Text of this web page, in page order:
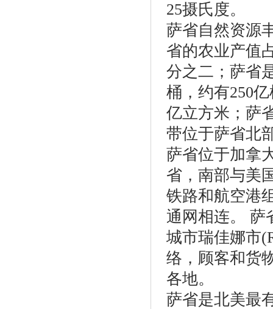
25摄氏度。
萨省自然资源
省的农业产值
分之二；萨省
桶，约有250
亿立方米；萨
带位于萨省北
萨省位于加拿
省，南部与美
铁路和航空港
通网相连。 萨
城市瑞佳娜市
络，顾客和货
各地。
萨省是北美最